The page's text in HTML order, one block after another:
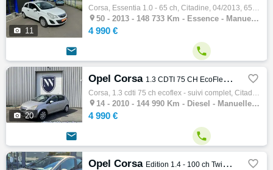
 11
Corsa, Essentia 1.0 - 65 ch, Citadine, 04/2013, 65ch, 4cv, 148733 km, 3 portes, 5 places, Essence, Boite de vitesse manuelle, Couleur blanc…
 50 - 2013 - 148 733 Km - Essence - Manuelle - Citadine
4 990 €
 
 20
Opel Corsa 1.3 CDTI 75 CH EcoFlex - SUIVI COMPLET 
Corsa, 1.3 cdti 75 ch ecoflex - suivi complet, Citadine, 05/2010, 75ch, 4cv, 144990 km, 5 portes, 5 places, Clim. manuelle, Diesel, Boite d…
 14 - 2010 - 144 990 Km - Diesel - Manuelle - Citadine
4 990 €
 
Opel Corsa Edition 1.4 - 100 ch Twinport 